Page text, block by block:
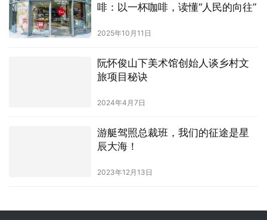
啡：以一杯咖啡，读懂“人民的向往”
2025年10月11日
阮怀俊山下美术馆创始人谈乡村文
旅项目秘诀
2024年4月7日
游艇驾照总裁班，我们的征途是星
辰大海！
2023年12月13日